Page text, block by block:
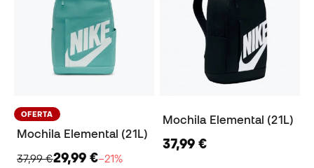
OFERTA
Mochila Elemental (21L)
37,99 €29,99 €−21%
Mochila Elemental (21L)
37,99 €